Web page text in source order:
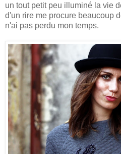
un tout petit peu illuminé la vie
d'un rire me procure beaucoup
n'ai pas perdu mon temps.